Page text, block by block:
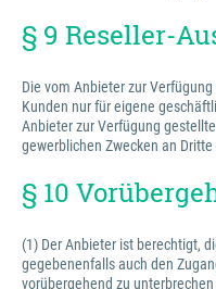
§ 9 Reseller-
Die vom Anbieter zur
Kunden nur für eigene
Anbieter zur Verfügung
gewerblichen Zwecken an
§ 10
(1) Der Anbieter ist berechtigt,
gegebenenfalls auch den
vorübergehend zu